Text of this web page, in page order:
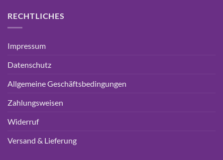
RECHTLICHES
Impressum
Datenschutz
Allgemeine Geschäftsbedingungen
Zahlungsweisen
Widerruf
Versand & Lieferung